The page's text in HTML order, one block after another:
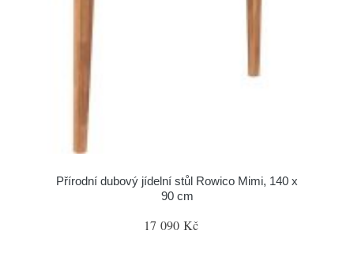
Přírodní dubový jídelní stůl Rowico Mimi, 140 x
90 cm
17 090 Kč